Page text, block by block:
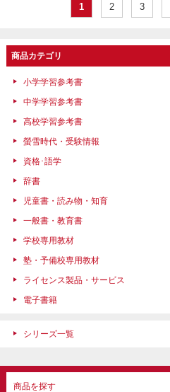
1 2 3
商品カテゴリ
小学学習参考書
中学学習参考書
高校学習参考書
螢雪時代・受験情報
資格･語学
辞書
児童書・読み物・知育
一般書・教育書
学校専用教材
塾・予備校専用教材
ライセンス製品・サービス
電子書籍
シリーズ一覧
商品を探す